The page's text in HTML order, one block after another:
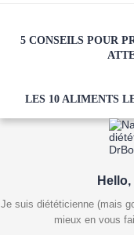
5 CONSEILS POUR
LES 10 ALIMENTS
Je suis diététicienne (mais
mieux en vous